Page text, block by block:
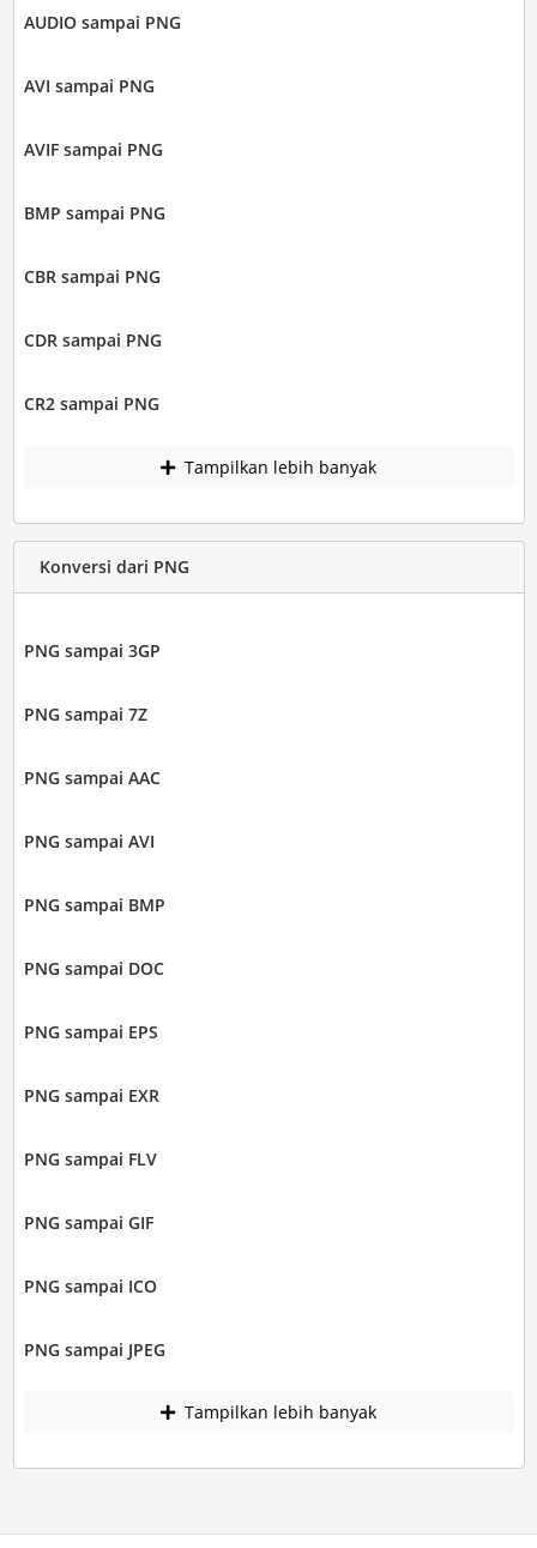
AUDIO sampai PNG
AVI sampai PNG
AVIF sampai PNG
BMP sampai PNG
CBR sampai PNG
CDR sampai PNG
CR2 sampai PNG
Tampilkan lebih banyak
Konversi dari PNG
PNG sampai 3GP
PNG sampai 7Z
PNG sampai AAC
PNG sampai AVI
PNG sampai BMP
PNG sampai DOC
PNG sampai EPS
PNG sampai EXR
PNG sampai FLV
PNG sampai GIF
PNG sampai ICO
PNG sampai JPEG
Tampilkan lebih banyak